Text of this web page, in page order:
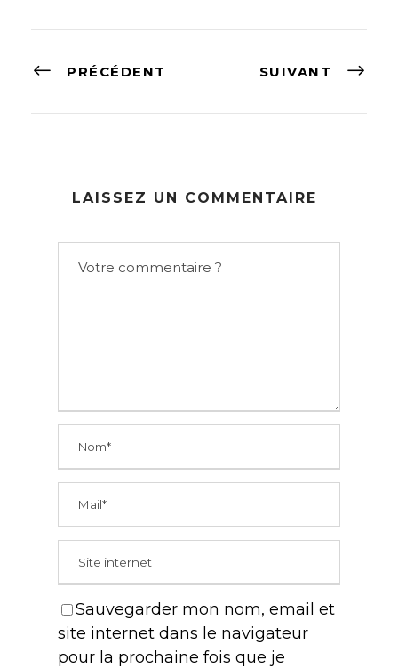
PRÉCÉDENT SUIVANT
LAISSEZ UN COMMENTAIRE
Sauvegarder mon nom, email et
site internet dans le navigateur
pour la prochaine fois que je